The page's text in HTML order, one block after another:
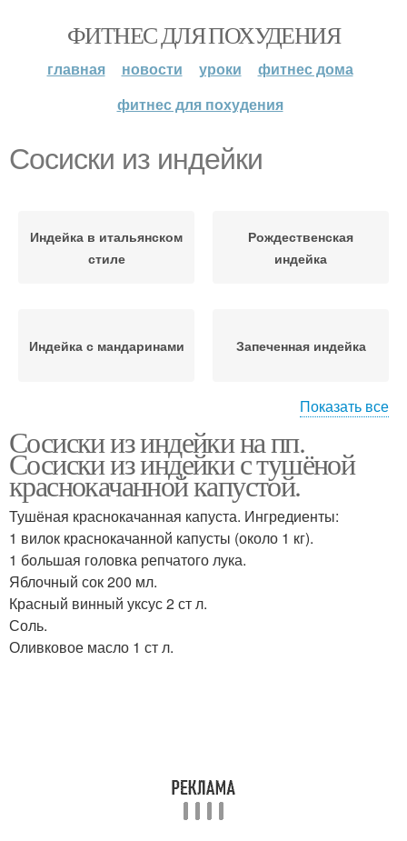
ФИТНЕС ДЛЯ ПОХУДЕНИЯ
главная новости уроки
фитнес дома
фитнес для похудения
Сосиски из индейки
Индейка в итальянском
стиле
Рождественская
индейка
Индейка с мандаринами Запеченная индейка
Индейка с колбасками Печеная индейка
Индейка к русскому
рождеству
Колбаса из индейки
Сосиски в домашних
условиях
Показать все
Сосиски из индейки на пп.
Сосиски из индейки с тушёной
краснокачанной капустой.
Тушёная краснокачанная капуста. Ингредиенты:
1 вилок краснокачанной капусты (около 1 кг).
1 большая головка репчатого лука.
Яблочный сок 200 мл.
Красный винный уксус 2 ст л.
Соль.
Оливковое масло 1 ст л.